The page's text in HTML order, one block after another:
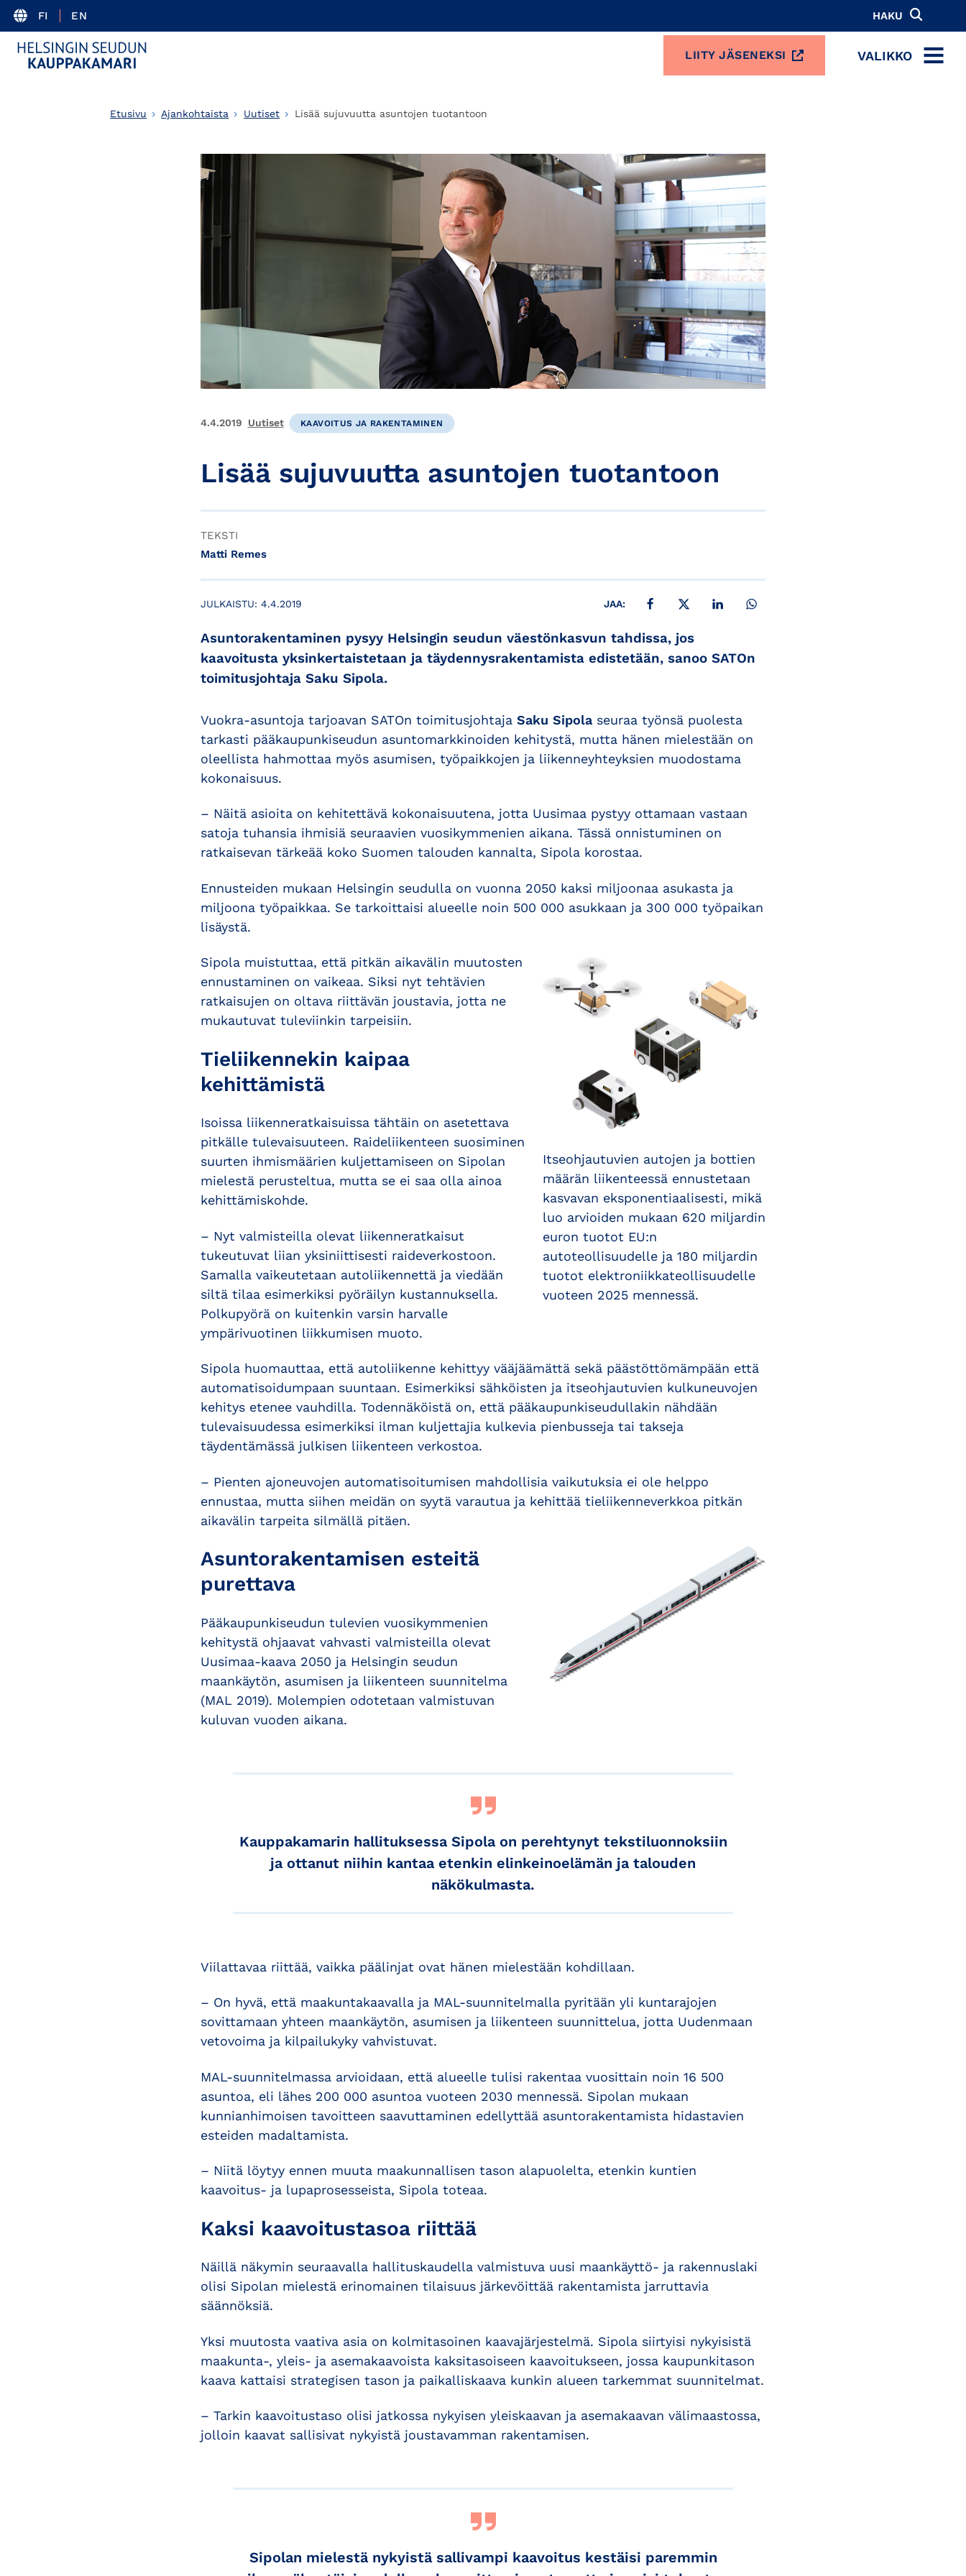
FI EN HAKU
LIITY JÄSENEKSI VALIKKO
MENU
Etusivu Ajankohtaista Uutiset Lisää sujuvuutta asuntojen ­tuotantoon
4.4.2019 Uutiset KAAVOITUS JA RAKENTAMINEN
Lisää sujuvuutta asuntojen ­tuotantoon
TEKSTI
Matti Remes
JULKAISTU: 4.4.2019 JAA: JAA FACEBOOKISSA
JAA X:SSÄ JAA LINKEDINISSÄ
Asuntorakentaminen pysyy Helsingin seudun väestönkasvun tahdissa, jos
kaavoitusta yksinkertaistetaan ja täydennysrakentamista edistetään, sanoo SATOn
toimitusjohtaja Saku Sipola.
Vuokra-asuntoja tarjoavan SATOn toimitusjohtaja Saku Sipola seuraa työnsä puolesta
tarkasti pääkaupunkiseudun asuntomarkkinoiden kehitystä, mutta hänen mielestään on
oleellista hahmottaa myös asumisen, työpaikkojen ja liikenneyhteyksien muodostama
kokonaisuus.
– Näitä asioita on kehitettävä kokonaisuutena, jotta Uusimaa pystyy ottamaan vastaan
satoja tuhansia ihmisiä seuraavien vuosikymmenien aikana. Tässä onnistuminen on
ratkaisevan tärkeää koko Suomen talouden kannalta, Sipola korostaa.
Ennusteiden mukaan Helsingin seudulla on vuonna 2050 kaksi miljoonaa asukasta ja
miljoona työpaikkaa. Se tarkoittaisi alueelle noin 500 000 asukkaan ja 300 000 työpaikan
lisäystä.
Itseohjautuvien autojen ja bottien
määrän liikenteessä ennustetaan
kasvavan eksponentiaalisesti, mikä
luo arvioiden mukaan 620 miljardin
euron tuotot EU:n
autoteollisuudelle ja 180 miljardin
tuotot elektroniikkateollisuudelle
vuoteen 2025 mennessä.
Sipola muistuttaa, että pitkän aikavälin muutosten
ennustaminen on vaikeaa. Siksi nyt tehtävien
ratkaisujen on oltava riittävän joustavia, jotta ne
mukautuvat tuleviinkin tarpeisiin.
Tieliikennekin kaipaa
kehittämistä
Isoissa liikenneratkaisuissa tähtäin on asetettava
pitkälle tulevaisuuteen. Raideliikenteen suosiminen
suurten ihmismäärien kuljettamiseen on Sipolan
mielestä perusteltua, mutta se ei saa olla ainoa
kehittämiskohde.
– Nyt valmisteilla olevat liikenneratkaisut
tukeutuvat liian yksiniittisesti raideverkostoon.
Samalla vaikeutetaan autoliikennettä ja viedään
siltä tilaa esimerkiksi pyöräilyn kustannuksella.
Polkupyörä on kuitenkin varsin harvalle
ympärivuotinen liikkumisen muoto.
Sipola huomauttaa, että autoliikenne kehittyy vääjäämättä sekä päästöttömämpään että
automatisoidumpaan suuntaan. Esimerkiksi sähköisten ja itseohjautuvien kulkuneuvojen
kehitys etenee vauhdilla. Todennäköistä on, että pääkaupunkiseudullakin nähdään
tulevaisuudessa esimerkiksi ilman kuljettajia kulkevia pienbusseja tai takseja
täydentämässä julkisen liikenteen verkostoa.
– Pienten ajoneuvojen automatisoitumisen mahdollisia vaikutuksia ei ole helppo
ennustaa, mutta siihen meidän on syytä varautua ja kehittää tieliikenneverkkoa pitkän
aikavälin tarpeita silmällä pitäen.
Asuntorakentamisen esteitä
purettava
Pääkaupunkiseudun tulevien vuosikymmenien
kehitystä ohjaavat vahvasti valmisteilla olevat
Uusimaa-kaava 2050 ja Helsingin seudun
maankäytön, asumisen ja liikenteen suunnitelma
(MAL 2019). Molempien odotetaan valmistuvan
kuluvan vuoden aikana.
Kauppakamarin hallituksessa Sipola on perehtynyt tekstiluonnoksiin
ja ottanut niihin kantaa etenkin elinkeinoelämän ja talouden
näkökulmasta.
Viilattavaa riittää, vaikka päälinjat ovat hänen mielestään kohdillaan.
– On hyvä, että maakuntakaavalla ja MAL-suunnitelmalla pyritään yli kuntarajojen
sovittamaan yhteen maankäytön, asumisen ja liikenteen suunnittelua, jotta Uudenmaan
vetovoima ja kilpailukyky vahvistuvat.
MAL-suunnitelmassa arvioidaan, että alueelle tulisi rakentaa vuosittain noin 16 500
asuntoa, eli lähes 200 000 asuntoa vuoteen 2030 mennessä. Sipolan mukaan
kunnianhimoisen tavoitteen saavuttaminen edellyttää asuntorakentamista hidastavien
esteiden madaltamista.
– Niitä löytyy ennen muuta maakunnallisen tason alapuolelta, etenkin kuntien
kaavoitus- ja lupaprosesseista, Sipola toteaa.
Kaksi kaavoitustasoa riittää
Näillä näkymin seuraavalla hallituskaudella valmistuva uusi maankäyttö- ja rakennuslaki
olisi Sipolan mielestä erinomainen tilaisuus järkevöittää rakentamista jarruttavia
säännöksiä.
Yksi muutosta vaativa asia on kolmitasoinen kaavajärjestelmä. Sipola siirtyisi nykyisistä
maakunta-, yleis- ja asemakaavoista kaksitasoiseen kaavoitukseen, jossa kaupunkitason
kaava kattaisi strategisen tason ja paikalliskaava kunkin alueen tarkemmat suunnitelmat.
– Tarkin kaavoitustaso olisi jatkossa nykyisen yleiskaavan ja asemakaavan välimaastossa,
jolloin kaavat sallisivat nykyistä joustavamman rakentamisen.
Sipolan mielestä nykyistä sallivampi kaavoitus kestäisi paremmin